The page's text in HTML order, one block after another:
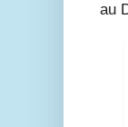
au